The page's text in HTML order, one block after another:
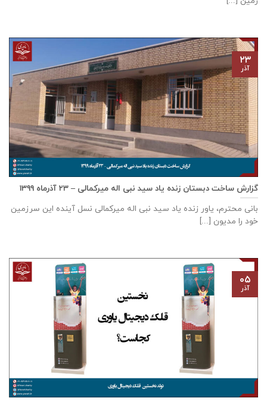
گزارش ساخت دبستان زنده ياد سيد نبی اله ميركمالی – ۲۳ آذر‌ماه ۱۳۹۹
بانی محترم، یاور زنده ياد سيد نبی اله ميركمالی نسل آینده این سرزمین
خود را مدیون [...]
۲۳
آذر
۰۵
آذر